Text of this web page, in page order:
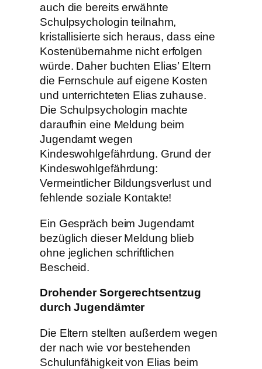
auch die bereits erwähnte
Schulpsychologin teilnahm,
kristallisierte sich heraus, dass eine
Kostenübernahme nicht erfolgen
würde. Daher buchten Elias’ Eltern
die Fernschule auf eigene Kosten
und unterrichteten Elias zuhause.
Die Schulpsychologin machte
daraufhin eine Meldung beim
Jugendamt wegen
Kindeswohlgefährdung. Grund der
Kindeswohlgefährdung:
Vermeintlicher Bildungsverlust und
fehlende soziale Kontakte!
Ein Gespräch beim Jugendamt
bezüglich dieser Meldung blieb
ohne jeglichen schriftlichen
Bescheid.
Drohender Sorgerechtsentzug
durch Jugendämter
Die Eltern stellten außerdem wegen
der nach wie vor bestehenden
Schulunfähigkeit von Elias beim